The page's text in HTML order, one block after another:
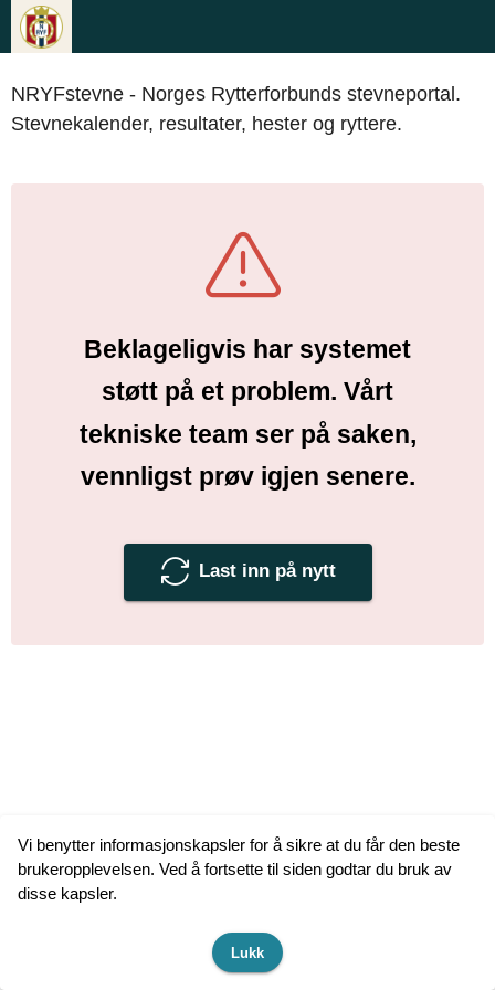
NRYFstevne - Norges Rytterforbunds stevneportal.
Stevnekalender, resultater, hester og ryttere.
Beklageligvis har systemet
støtt på et problem. Vårt
tekniske team ser på saken,
vennligst prøv igjen senere.
Last inn på nytt
Vi benytter informasjonskapsler for å sikre at du får den beste
brukeropplevelsen. Ved å fortsette til siden godtar du bruk av
disse kapsler.
Lukk